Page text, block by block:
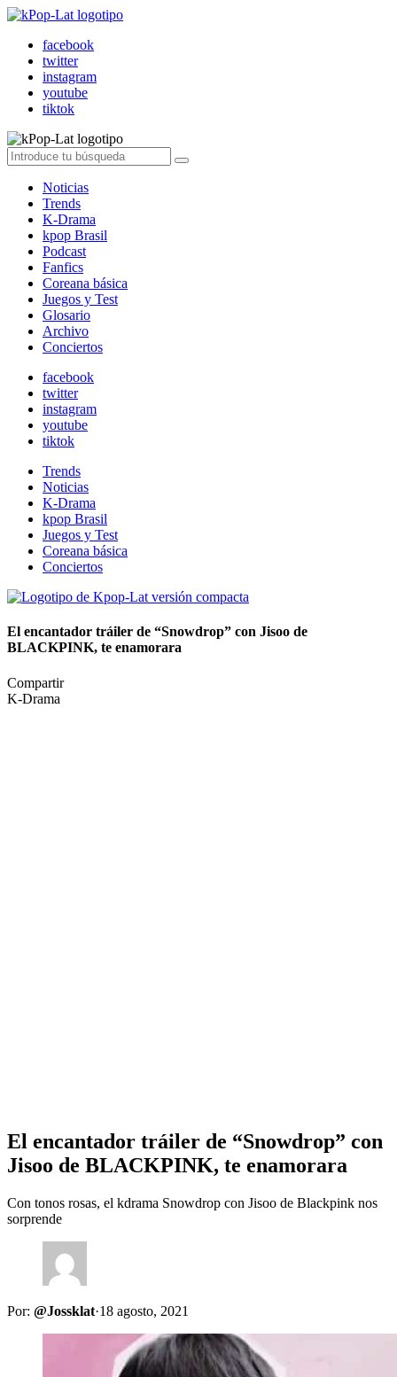
facebook
twitter
instagram
youtube
tiktok
Noticias
Trends
K-Drama
kpop Brasil
Podcast
Fanfics
Coreana básica
Juegos y Test
Glosario
Archivo
Conciertos
facebook
twitter
instagram
youtube
tiktok
Trends
Noticias
K-Drama
kpop Brasil
Juegos y Test
Coreana básica
Conciertos
El encantador tráiler de “Snowdrop” con Jisoo de
BLACKPINK, te enamorara
Compartir
K-Drama
El encantador tráiler de “Snowdrop” con
Jisoo de BLACKPINK, te enamorara
Con tonos rosas, el kdrama Snowdrop con Jisoo de Blackpink nos
sorprende
Por: @Jossklat·18 agosto, 2021